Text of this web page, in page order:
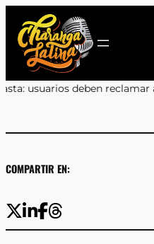
contenido
a sus bancos •Marcos
COMPARTIR EN: